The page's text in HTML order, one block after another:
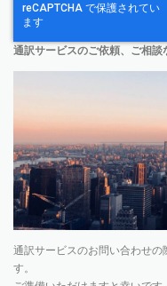
通訳サービスのご依頼、ご相談
通訳サービスのお問い合わせ
す。